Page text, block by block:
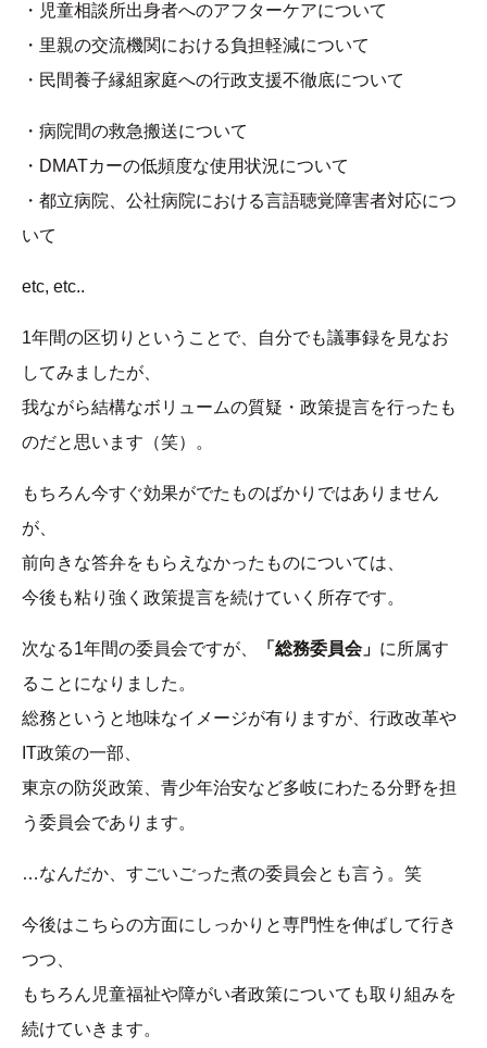
・児童相談所出身者へのアフターケアについて
・里親の交流機関における負担軽減について
・民間養子縁組家庭への行政支援不徹底について
・病院間の救急搬送について
・DMATカーの低頻度な使用状況について
・都立病院、公社病院における言語聴覚障害者対応につ
いて
etc, etc..
1年間の区切りということで、自分でも議事録を見なお
してみましたが、
我ながら結構なボリュームの質疑・政策提言を行ったも
のだと思います（笑）。
もちろん今すぐ効果がでたものばかりではありません
が、
前向きな答弁をもらえなかったものについては、
今後も粘り強く政策提言を続けていく所存です。
次なる1年間の委員会ですが、 「総務委員会」 に所属す
ることになりました。
総務というと地味なイメージが有りますが、行政改革や
IT政策の一部、
東京の防災政策、青少年治安など多岐にわたる分野を担
う委員会であります。
…なんだか、すごいごった煮の委員会とも言う。笑
今後はこちらの方面にしっかりと専門性を伸ばして行き
つつ、
もちろん児童福祉や障がい者政策についても取り組みを
続けていきます。